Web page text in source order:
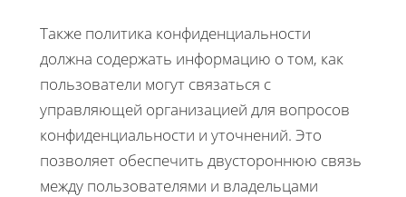
Также политика конфиденциальности
должна содержать информацию о том, как
пользователи могут связаться с
управляющей организацией для вопросов
конфиденциальности и уточнений. Это
позволяет обеспечить двустороннюю связь
между пользователями и владельцами